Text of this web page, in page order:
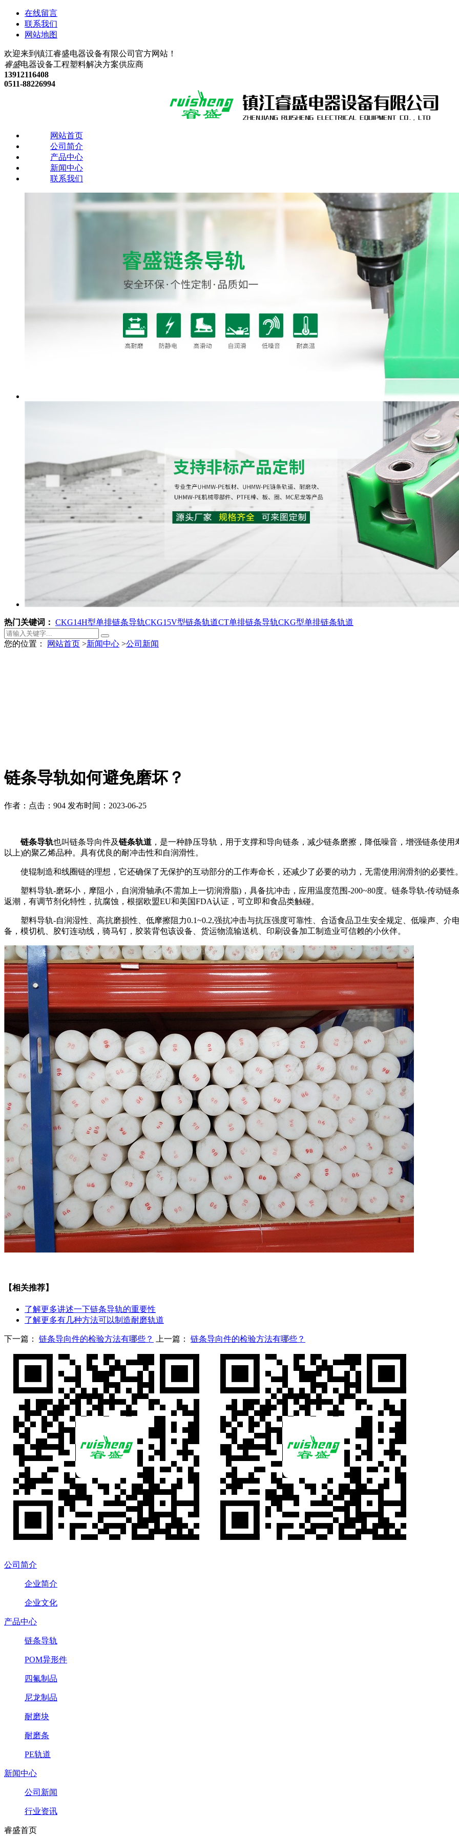
在线留言
联系我们
网站地图
欢迎来到镇江睿盛电器设备有限公司官方网站！
睿盛电器设备工程塑料解决方案供应商
13912116408
0511-88226994
网站首页
公司简介
产品中心
新闻中心
联系我们
热门关键词： CKG14H型单排链条导轨CKG15V型链条轨道CT单排链条导轨CKG型单排链条轨道
您的位置： 网站首页 >新闻中心 >公司新闻
链条导轨如何避免磨坏？
作者： 点击：904 发布时间：2023-06-25
链条导轨也叫链条导向件及链条轨道 ，是一种静压导轨，用于支撑和导向链条，减少链条磨擦，降低噪音，增强链条使
以上)的聚乙烯品种。具有优良的耐冲击性和自润滑性。
使辊制造和线圈链的理想，它还确保了无保护的互动部分的工作寿命长，还减少了必要的动力，无需使用润滑剂的必要性
塑料导轨-磨坏小，摩阻小，自润滑轴承(不需加上一切润滑脂)，具备抗冲击，应用温度范围-200~80度。链条导轨-传动链
返潮，有调节剂化特性，抗腐蚀，根据欧盟EU和美国FDA认证，可立即和食品类触碰。
塑料导轨-自润湿性、高抗磨损性、低摩擦阻力0.1~0.2,强抗冲击与抗压强度可靠性、合适食品卫生安全规定、低噪声、介
备，模切机、胶钉连动线，骑马钉，胶装背包该设备、货运物流输送机、印刷设备加工制造业可信赖的小伙伴。
【相关推荐】
了解更多讲述一下链条导轨的重要性
了解更多有几种方法可以制造耐磨轨道
下一篇： 链条导向件的检验方法有哪些？ 上一篇： 链条导向件的检验方法有哪些？
公司简介
企业简介
企业文化
产品中心
链条导轨
POM异形件
四氟制品
尼龙制品
耐磨块
耐磨条
PE轨道
新闻中心
公司新闻
行业资讯
睿盛首页